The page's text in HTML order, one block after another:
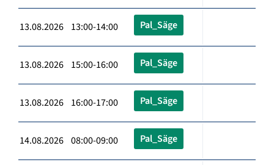
13.08.2026 13:00-14:00 Pal_Säge
13.08.2026 15:00-16:00 Pal_Säge
13.08.2026 16:00-17:00 Pal_Säge
14.08.2026 08:00-09:00 Pal_Säge